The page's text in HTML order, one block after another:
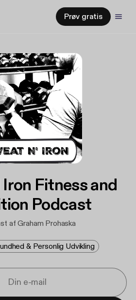
Prøv gratis
Fitness and
Podcast
af Graham Prohaska
& Personlig Udvikling